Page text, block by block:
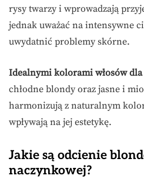
rysy twarzy i wprowadzają
jednak uważać na intensywne
uwydatnić problemy skórne.
Idealnymi kolorami włosów
chłodne blondy oraz jasne i
harmonizują z naturalnym
wpływają na jej estetykę.
Jakie są odcienie
naczynkowej?